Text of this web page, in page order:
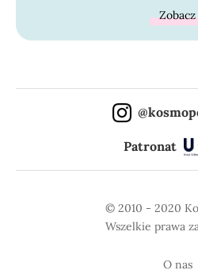
Zobacz
Patronat
© 2010 - 2020
Wszelkie prawa
O nas